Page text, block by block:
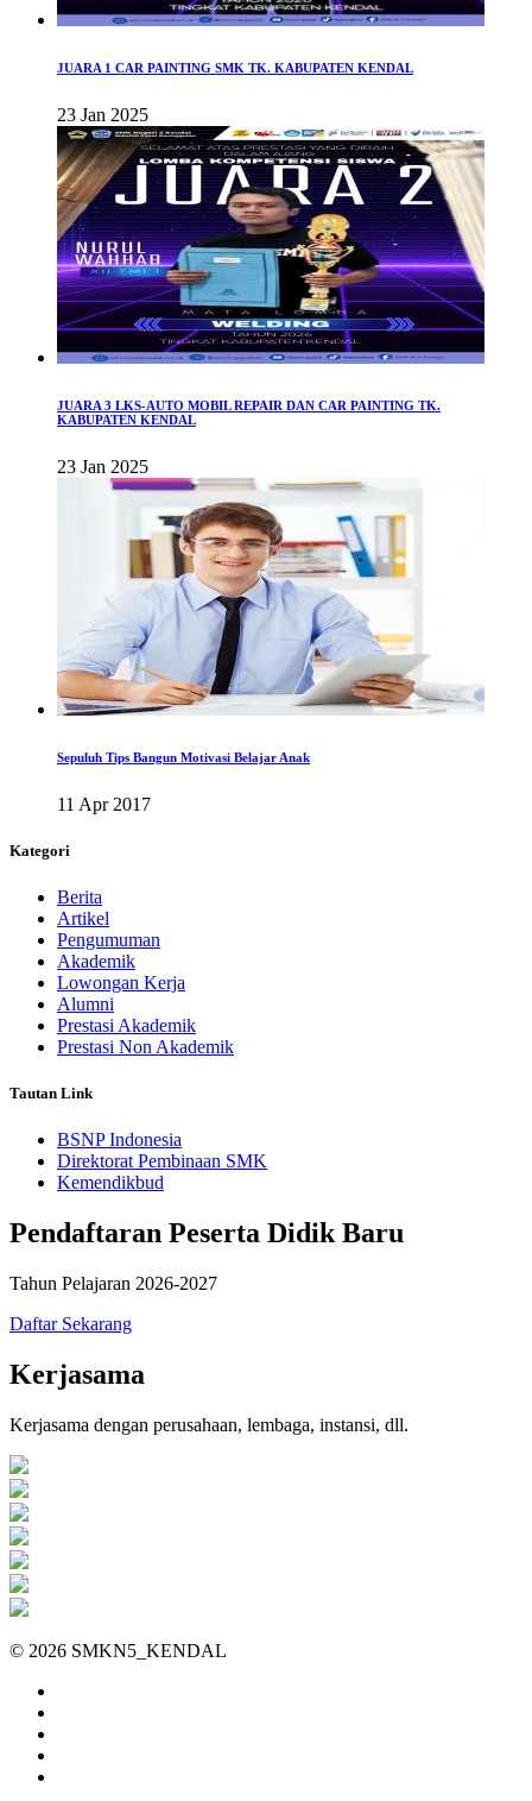
JUARA 1 CAR PAINTING SMK TK. KABUPATEN KENDAL
23 Jan 2025
JUARA 3 LKS-AUTO MOBIL REPAIR DAN CAR PAINTING TK.
KABUPATEN KENDAL
23 Jan 2025
Sepuluh Tips Bangun Motivasi Belajar Anak
11 Apr 2017
Kategori
Berita
Artikel
Pengumuman
Akademik
Lowongan Kerja
Alumni
Prestasi Akademik
Prestasi Non Akademik
Tautan Link
BSNP Indonesia
Direktorat Pembinaan SMK
Kemendikbud
Pendaftaran Peserta Didik Baru
Tahun Pelajaran 2026-2027
Daftar Sekarang
Kerjasama
Kerjasama dengan perusahaan, lembaga, instansi, dll.
© 2026 SMKN5_KENDAL